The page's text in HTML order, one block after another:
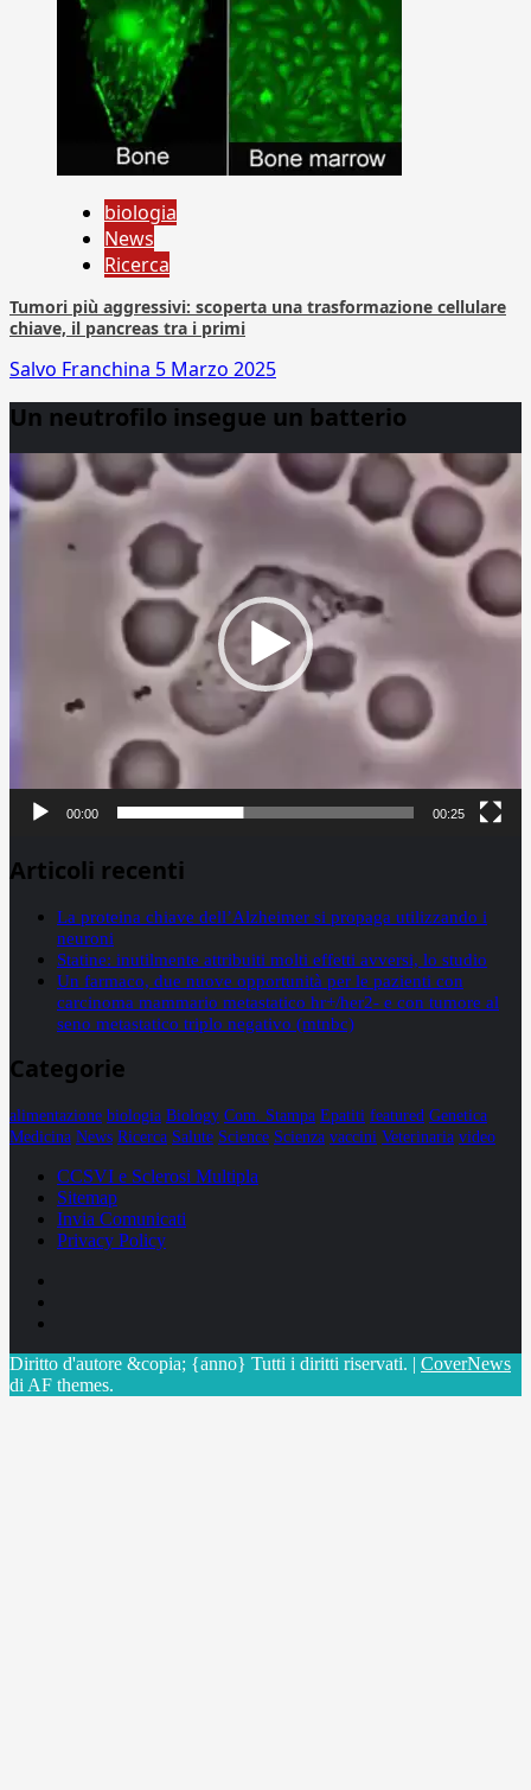
biologia
News
Ricerca
Tumori più aggressivi: scoperta una trasformazione cellulare
chiave, il pancreas tra i primi
Salvo Franchina 5 Marzo 2025
Un neutrofilo insegue un batterio
Player
00:00 00:25
Articoli recenti
La proteina chiave dell’Alzheimer si propaga utilizzando i
neuroni
Statine: inutilmente attribuiti molti effetti avversi, lo studio
Un farmaco, due nuove opportunità per le pazienti con
carcinoma mammario metastatico hr+/her2- e con tumore al
seno metastatico triplo negativo (mtnbc)
Categorie
alimentazione biologia Biology Com. Stampa Epatiti featured Genetica
Medicina News Ricerca Salute Science Scienza vaccini Veterinaria video
CCSVI e Sclerosi Multipla
Sitemap
Invia Comunicati
Privacy Policy
Diritto d'autore &copia; {anno} Tutti i diritti riservati. | CoverNews
di AF themes.